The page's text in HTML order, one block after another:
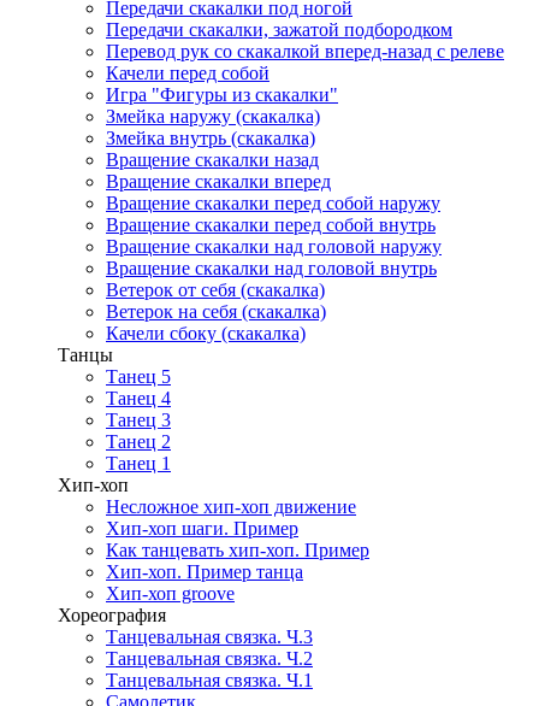
Передачи скакалки под ногой
Передачи скакалки, зажатой подбородком
Перевод рук со скакалкой вперед-назад с релеве
Качели перед собой
Игра "Фигуры из скакалки"
Змейка наружу (скакалка)
Змейка внутрь (скакалка)
Вращение скакалки назад
Вращение скакалки вперед
Вращение скакалки перед собой наружу
Вращение скакалки перед собой внутрь
Вращение скакалки над головой наружу
Вращение скакалки над головой внутрь
Ветерок от себя (скакалка)
Ветерок на себя (скакалка)
Качели сбоку (скакалка)
Танцы
Танец 5
Танец 4
Танец 3
Танец 2
Танец 1
Хип-хоп
Несложное хип-хоп движение
Хип-хоп шаги. Пример
Как танцевать хип-хоп. Пример
Хип-хоп. Пример танца
Хип-хоп groove
Хореография
Танцевальная связка. Ч.3
Танцевальная связка. Ч.2
Танцевальная связка. Ч.1